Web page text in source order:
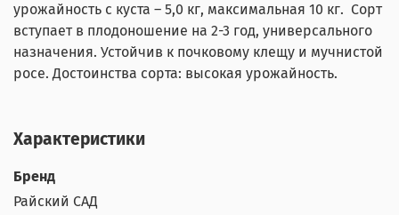
урожайность с куста – 5,0 кг, максимальная 10 кг. Сорт
вступает в плодоношение на 2-3 год, универсального
назначения. Устойчив к почковому клещу и мучнистой
росе. Достоинства сорта: высокая урожайность.
Характеристики
Бренд
Райский САД